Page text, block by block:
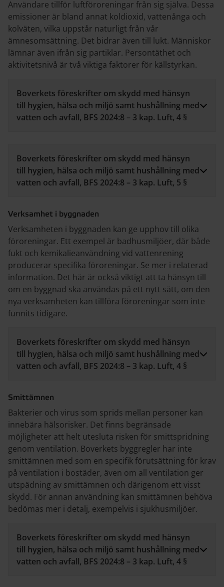
Användare tillför luftföroreningar från sig själva. Dessa
emissioner är bland annat koldioxid, vattenånga och
kolväten, vilka uppstår naturligt från vår
ämnesomsättning. Det bidrar även till lukt. Människor
lämnar även ifrån sig partiklar. Persontäthet och
aktivitetsnivå är två viktiga faktorer för källstyrkan.
Boverkets föreskrifter om skydd med hänsyn
till hygien, hälsa och miljö samt hushållning med
vatten och avfall, BFS 2024:8 – 3 kap. Luft, 4 §
Boverkets föreskrifter om skydd med hänsyn
till hygien, hälsa och miljö samt hushållning med
vatten och avfall, BFS 2024:8 – 3 kap. Luft, 5 §
Verksamhet i byggnaden
Verksamheten i byggnaden kan ge upphov till olika
föroreningar. Ett exempel är badhusmiljöer, där både
fukt och kemikalieanvändning vid vattenrening
producerar specifika föroreningar. Se mer i relaterad
information. Det här är också viktigt att ta hänsyn till
om en byggnad ska användas på ett nytt sätt, om den
nya verksamheten kan tillföra föroreningar som inte
funnits tidigare.
Boverkets föreskrifter om skydd med hänsyn
till hygien, hälsa och miljö samt hushållning med
vatten och avfall, BFS 2024:8 – 3 kap. Luft, 4 §
Smittämnen
Bakterier och virus som sprids mellan personer kan
innebära hälsorisker. Det finns begränsade
möjligheter att helt utesluta risken för smittspridning
genom ventilation. Boverkets byggregler har inte
smittämnen med som en specifik förutsättning för krav
på ventilation i bostäder, även om all ventilation ger
utspädning av smittämnen och därigenom ett visst
skydd. För annan användning kan smittämnen behöva
bedömas mer i detalj, exempelvis i sjukhusmiljöer.
Boverkets föreskrifter om skydd med hänsyn
till hygien, hälsa och miljö samt hushållning med
vatten och avfall, BFS 2024:8 – 3 kap. Luft, 4 §